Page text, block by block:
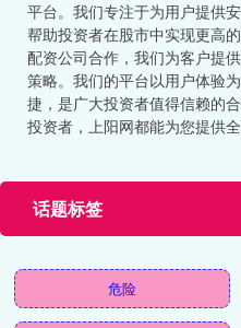
平台。我们专注于为用户提供
帮助投资者在股市中实现更高
配资公司合作，我们为客户提
策略。我们的平台以用户体验
捷，是广大投资者值得信赖的
投资者，上阳网都能为您提供全
话题标签
危险